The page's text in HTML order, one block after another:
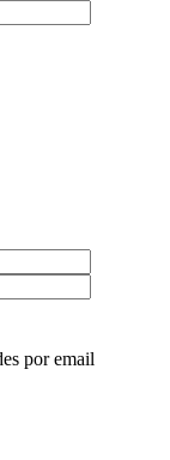
por email